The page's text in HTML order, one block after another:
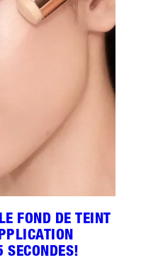
FOND DE TEINT
SECONDES!